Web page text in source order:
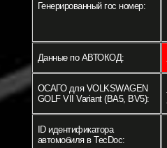
Генерированный гос номер:
Данные по АВТОКОД:
ОСАГО для VOLKSWAGEN
GOLF VII Variant (BA5, BV5):
ID идентификатора
автомобиля в TecDoc: